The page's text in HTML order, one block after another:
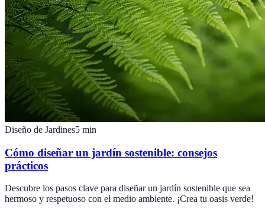
Diseño de Jardines5 min
Cómo diseñar un jardín sostenible: consejos
prácticos
Descubre los pasos clave para diseñar un jardín sostenible que sea
hermoso y respetuoso con el medio ambiente. ¡Crea tu oasis verde!